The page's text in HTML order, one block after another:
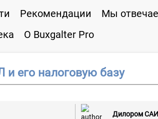
Рекомендации Мы
О Buxgalter Pro
его налоговую базу
Дилором